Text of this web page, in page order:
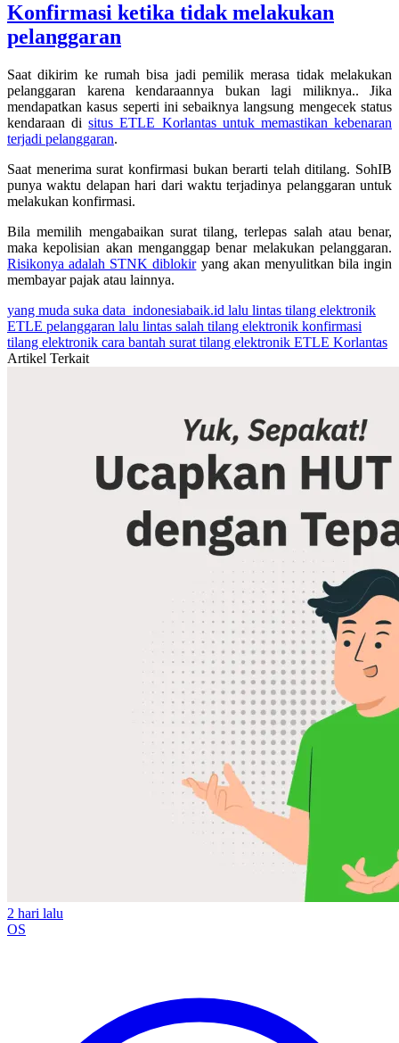
Konfirmasi ketika tidak melakukan
pelanggaran
Saat dikirim ke rumah bisa jadi pemilik merasa tidak melakukan
pelanggaran karena kendaraannya bukan lagi miliknya.. Jika
mendapatkan kasus seperti ini sebaiknya langsung mengecek status
kendaraan disitus ETLE Korlantas untuk memastikan kebenaran
terjadi pelanggaran.
Saat menerima surat konfirmasi bukan berarti telah ditilang. SohIB
punya waktu delapan hari dari waktu terjadinya pelanggaran untuk
melakukan konfirmasi.
Bila memilih mengabaikan surat tilang, terlepas salah atau benar,
maka kepolisian akan menganggap benar melakukan pelanggaran.
Risikonya adalah STNK diblokiryang akan menyulitkan bila ingin
membayar pajak atau lainnya.
yang muda suka data indonesiabaik.id lalu lintas tilang elektronik
ETLE pelanggaran lalu lintas salah tilang elektronik konfirmasi
tilang elektronik cara bantah surat tilang elektronik ETLE Korlantas
Artikel Terkait
2 hari lalu
OS